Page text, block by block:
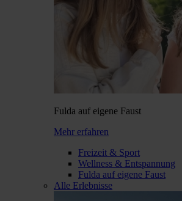
Fulda auf eigene Faust
Mehr erfahren
Freizeit & Sport
Wellness & Entspannung
Fulda auf eigene Faust
Alle Erlebnisse